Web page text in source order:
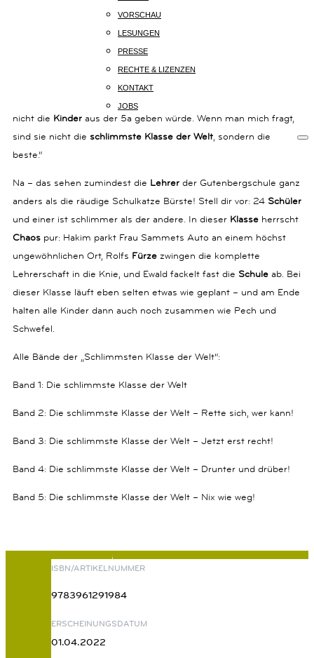
VORSCHAU
LESUNGEN
PRESSE
RECHTE & LIZENZEN
KONTAKT
JOBS
15
KOMMUNIKATION@KARIBUBUECHER.DE
IMPRESSUM
DATENSCHUTZ
SPRITZIG-FRECHES KINDERBUCH MIT VIELEN
LUSTIGEN ILLUSTRATIONEN FÜR KINDER AB 10
JAHREN | SPIEGEL BESTSELLER
nicht die Kinder aus der 5a geben würde. Wenn man mich fragt,
sind sie nicht die schlimmste Klasse der Welt, sondern die
beste.“
Na – das sehen zumindest die Lehrer der Gutenbergschule ganz
anders als die räudige Schulkatze Bürste! Stell dir vor: 24 Schüler
und einer ist schlimmer als der andere. In dieser Klasse herrscht
Chaos pur: Hakim parkt Frau Sammets Auto an einem höchst
ungewöhnlichen Ort, Rolfs Fürze zwingen die komplette
Lehrerschaft in die Knie, und Ewald fackelt fast die Schule ab. Bei
dieser Klasse läuft eben selten etwas wie geplant – und am Ende
halten alle Kinder dann auch noch zusammen wie Pech und
Schwefel.
Alle Bände der „Schlimmsten Klasse der Welt“:
Band 1: Die schlimmste Klasse der Welt
Band 2: Die schlimmste Klasse der Welt – Rette sich, wer kann!
Band 3: Die schlimmste Klasse der Welt – Jetzt erst recht!
Band 4: Die schlimmste Klasse der Welt – Drunter und drüber!
Band 5: Die schlimmste Klasse der Welt – Nix wie weg!
ISBN/ARTIKELNUMMER
9783961291984
ERSCHEINUNGSDATUM
01.04.2022